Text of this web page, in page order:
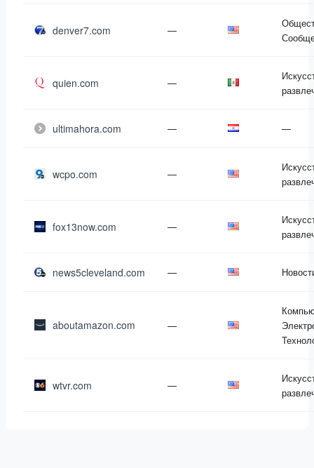
denver7.com —
quien.com —
ultimahora.com — —
wcpo.com —
fox13now.com —
news5cleveland.com —
aboutamazon.com —
wtvr.com —